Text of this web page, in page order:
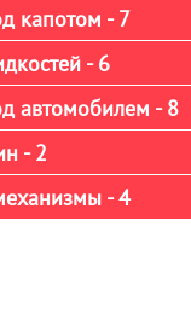
капотом - 7
- 6
автомобилем - 8
- 2
- 4